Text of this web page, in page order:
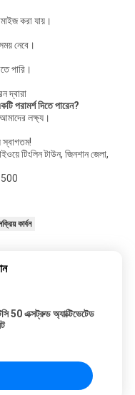
করা যায়।
নেবে।
পারি।
দ্বারা
পরামর্শ দিতে পারেন?
লক্ষ্য।
স্বাগতম!
টিংলিন টাউন, জিনশান জেলা,
কার্বন
50 এক্সট্রুড অ্যাক্টিভেটেড